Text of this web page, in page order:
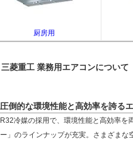
厨房用
三菱重工 業務用エアコンについて
圧倒的な環境性能と高効率を誇る
R32冷媒の採用で、環境性能と高効率を
ー」のラインナップが充実。さまざま